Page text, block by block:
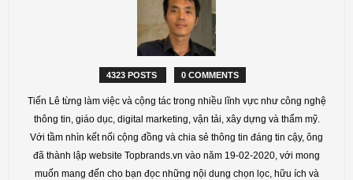
4323 POSTS 0 COMMENTS
Tiến Lê từng làm việc và cộng tác trong nhiều lĩnh vực như công nghệ
thông tin, giáo dục, digital marketing, vận tải, xây dựng và thẩm mỹ.
Với tầm nhìn kết nối cộng đồng và chia sẻ thông tin đáng tin cậy, ông
đã thành lập website Topbrands.vn vào năm 19-02-2020, với mong
muốn mang đến cho bạn đọc những nội dung chọn lọc, hữu ích và